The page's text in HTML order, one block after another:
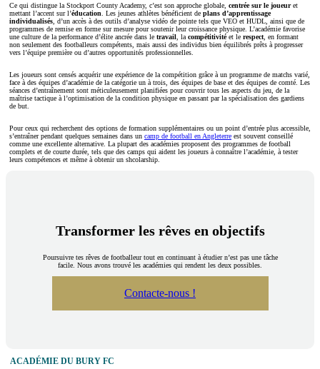
Ce qui distingue la Stockport County Academy, c’est son approche globale, centrée sur le joueuret
mettant l’accent sur l’éducation . Les jeunes athlètes bénéficient de plans d’apprentissage
individualisés , d’un accès à des outils d’analyse vidéo de pointe tels que VEO et HUDL, ainsi que de
programmes de remise en forme sur mesure pour soutenir leur croissance physique. L’académie favorise
une culture de la performance d’élite ancrée dans le travail , la compétitivitéet le respect , en formant
non seulement des footballeurs compétents, mais aussi des individus bien équilibrés prêts à progresser
vers l’équipe première ou d’autres opportunités professionnelles.
Les joueurs sont censés acquérir une expérience de la compétition grâce à un programme de matchs varié,
face à des équipes d’académie de la catégorie un à trois, des équipes de base et des équipes de comté. Les
séances d’entraînement sont méticuleusement planifiées pour couvrir tous les aspects du jeu, de la
maîtrise tactique à l’optimisation de la condition physique en passant par la spécialisation des gardiens
de but.
Pour ceux qui recherchent des options de formation supplémentaires ou un point d’entrée plus accessible,
s’entraîner pendant quelques semaines dans un camp de football en Angleterre est souvent conseillé
comme une excellente alternative. La plupart des académies proposent des programmes de football
complets et de courte durée, tels que des camps qui aident les joueurs à connaître l’académie, à tester
leurs compétences et même à obtenir un shcolarship.
Transformer les rêves en objectifs
Poursuivre tes rêves de footballeur tout en continuant à étudier n’est pas une tâche
facile. Nous avons trouvé les académies qui rendent les deux possibles.
Contacte-nous !
ACADÉMIE DU BURY FC